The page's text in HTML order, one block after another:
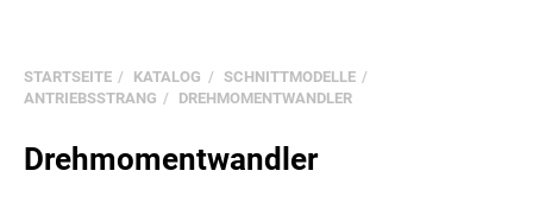
STARTSEITE KATALOG
SCHNITTMODELLE
ANTRIEBSSTRANG
DREHMOMENTWANDLER
Drehmomentwandler